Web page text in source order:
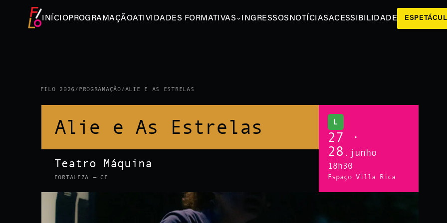
INÍCIOPROGRAMAÇÃOATIVIDADES FORMATIVAS INGRESSOS NOTÍCIASACESSIBILIDADE
FILO 2026/ PROGRAMAÇÃO/ALIE E AS ESTRELAS
Alie e As Estrelas
Teatro Máquina
FORTALEZA — CE
L
27 ·
28 .junho
18h30
Espaço Villa Rica